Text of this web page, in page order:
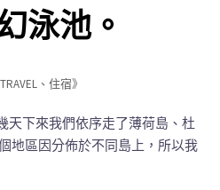
泳池。
TRAVEL 、 住宿》
天下來我們依序走了薄荷島、杜
地區因分佈於不同島上，所以我